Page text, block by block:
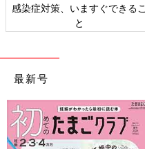
感染症対策、いますぐできるこ
と
最新号